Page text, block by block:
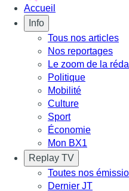
Accueil
Info
Tous nos articles
Nos reportages
Le zoom de la
Politique
Mobilité
Culture
Sport
Économie
Mon BX1
Replay TV
Toutes nos
Dernier JT